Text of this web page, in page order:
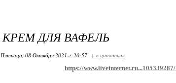
КРЕМ ДЛЯ ВАФЕЛЬ
Пятница, 08 Октября 2021 г. 20:57 + в цитатник
https://www.liveinternet.ru...105339287/